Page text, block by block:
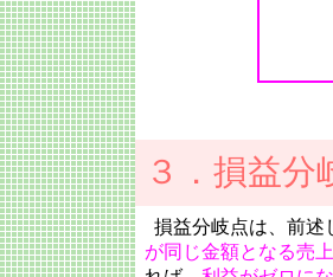
３．損益分
損益分岐点は、前述
が同じ金額となる売